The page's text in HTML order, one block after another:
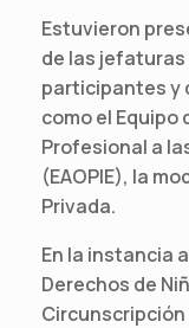
Estuvieron
de las
participantes y
como el Equipo
Profesional a
(EAOPIE), la
Privada.
En la instancia
Derechos de